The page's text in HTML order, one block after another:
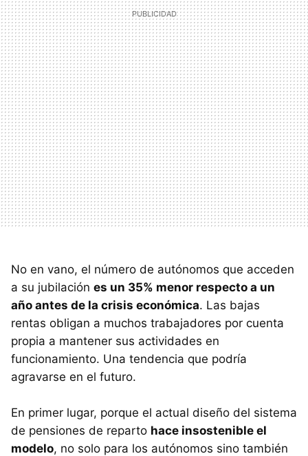
No en vano, el número de autónomos que acceden
a su jubilación es un 35% menor respecto a un
año antes de la crisis económica. Las bajas
rentas obligan a muchos trabajadores por cuenta
propia a mantener sus actividades en
funcionamiento. Una tendencia que podría
agravarse en el futuro.
En primer lugar, porque el actual diseño del sistema
de pensiones de reparto hace insostenible el
modelo, no solo para los autónomos sino también